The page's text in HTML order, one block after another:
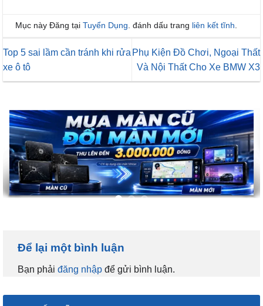
Mục này Đăng tại Tuyển Dụng. đánh dấu trang liên kết tĩnh.
Top 5 sai lầm cần tránh khi rửa
xe ô tô
Phụ Kiện Đồ Chơi, Ngoại Thất
Và Nội Thất Cho Xe BMW X3
Để lại một bình luận
Bạn phải đăng nhập để gửi bình luận.